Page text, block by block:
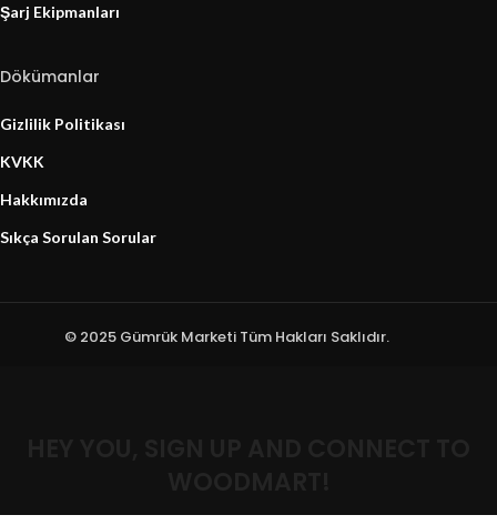
Şarj Ekipmanları
Dökümanlar
Gizlilik Politikası
KVKK
Hakkımızda
Sıkça Sorulan Sorular
© 2025 Gümrük Marketi Tüm Hakları Saklıdır.